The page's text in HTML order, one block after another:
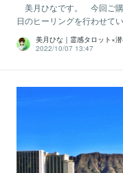
美月ひなです。 今回ご購
日のヒーリングを行わせて
美月ひな｜霊感タロット×
2022/10/07 13:47